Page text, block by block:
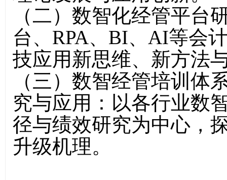
（二） 数智化经管平台
台、RPA、BI、AI等会
技应用新思维、新方法
（ 三 ） 数智经管培训体
究与应用 ： 以各行业数
径与绩效研究为中心，
升级机理。